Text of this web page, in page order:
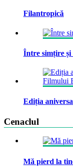
Filantropică
Între simțire
Ediția
Cenaclul
Mă pierd la